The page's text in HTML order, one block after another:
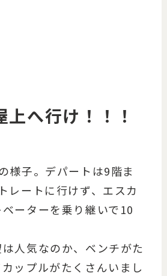
上へ行け！！！
様子。デパートは9階ま
レートに行けず、エスカ
ーターを乗り継いで10
人気なのか、ベンチがた
ップルがたくさんいまし